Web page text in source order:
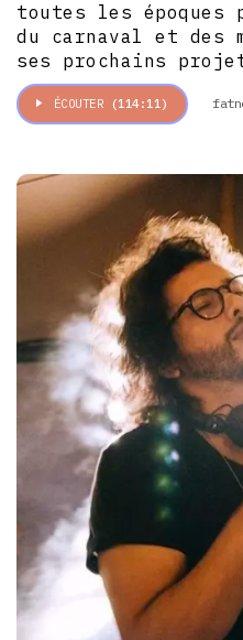
toutes les
du carnaval et des
ses prochains
ÉCOUTER (114:11)